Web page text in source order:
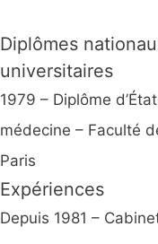
Diplômes
universitaires
1979 – Diplôme
médecine – Faculté
Paris
Expériences
Depuis 1981 –